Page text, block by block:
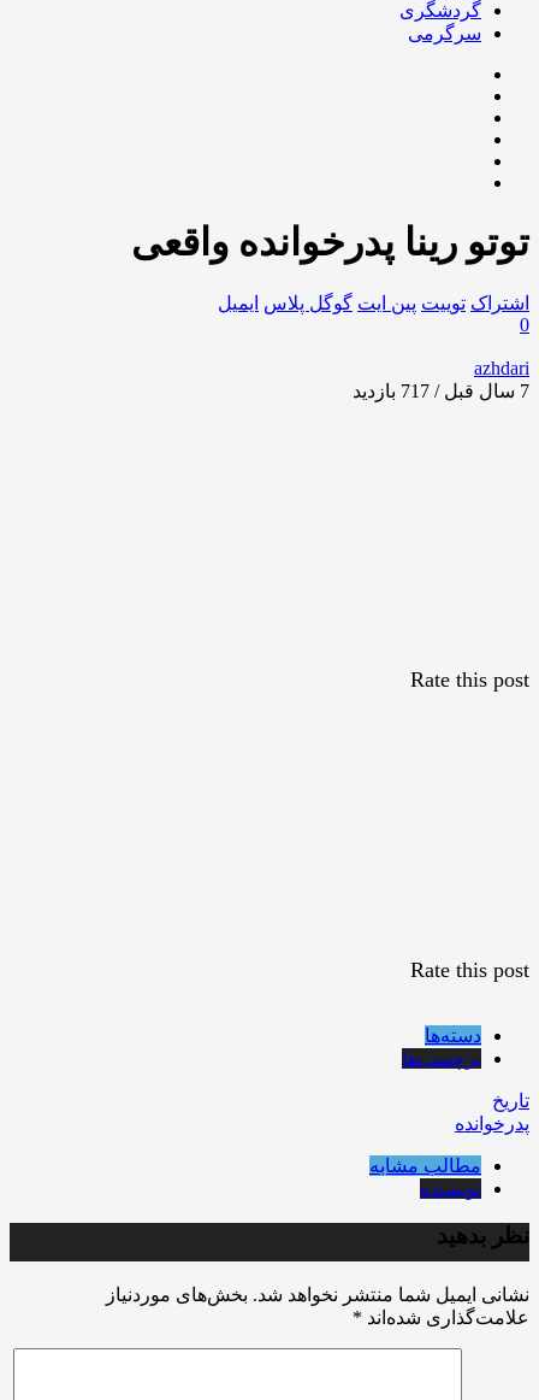
گردشگری
سرگرمی
توتو رینا پدرخوانده واقعی
اشتراک توییت پین ایت گوگل‌ پلاس ایمیل
0
azhdari
7 سال قبل / 717
بازدید
Rate this post
Rate this post
دسته‌ها
برچسب‌ها
تاریخ
پدرخوانده
مطالب مشابه
نویسنده
نظر بدهید
نشانی ایمیل شما منتشر نخواهد شد. بخش‌های موردنیاز
علامت‌گذاری شده‌اند *